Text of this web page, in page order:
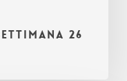
26